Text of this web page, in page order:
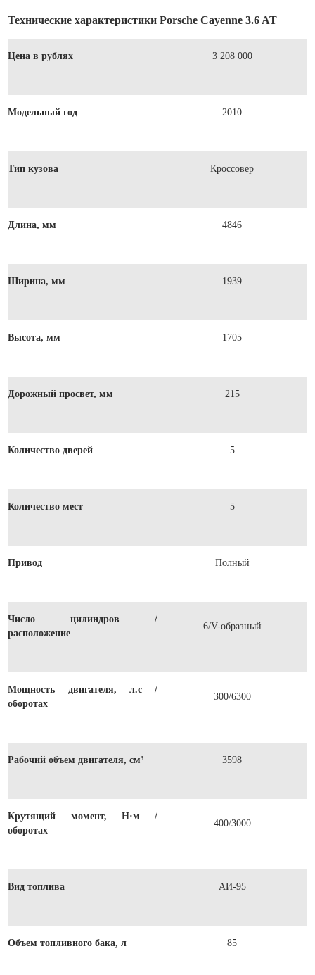
Технические характеристики Porsche Cayenne 3.6 AT
Цена в рублях 3 208 000
Модельный год 2010
Тип кузова Кроссовер
Длина, мм 4846
Ширина, мм 1939
Высота, мм 1705
Дорожный просвет, мм 215
Количество дверей 5
Количество мест 5
Привод Полный
Число цилиндров /
расположение
6/V-образный
Мощность двигателя, л.с /
оборотах
300/6300
Рабочий объем двигателя, см³ 3598
Крутящий момент, Н·м /
оборотах
400/3000
Вид топлива АИ-95
Объем топливного бака, л 85